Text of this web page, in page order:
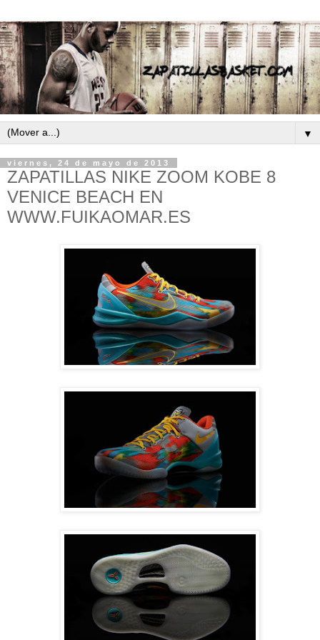
▼
viernes, 24 de mayo de 2013
ZAPATILLAS NIKE ZOOM KOBE 8
VENICE BEACH EN
WWW.FUIKAOMAR.ES